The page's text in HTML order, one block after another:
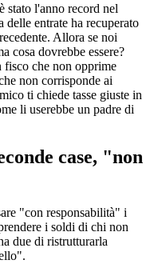
stato l'anno record nel
entrate ha recuperato
Allora se noi
cosa dovrebbe essere?
fisco che non opprime
non corrisponde ai
ti chiede tasse giuste in
li userebbe un padre di
case, "non
"con responsabilità" i
i soldi di chi non
due di ristrutturarla